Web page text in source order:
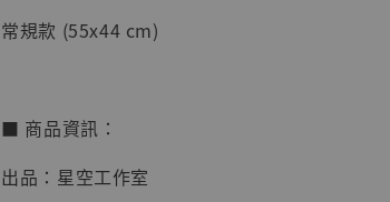
常規款 (55x44 cm)
■ 商品資訊：
出品：星空工作室